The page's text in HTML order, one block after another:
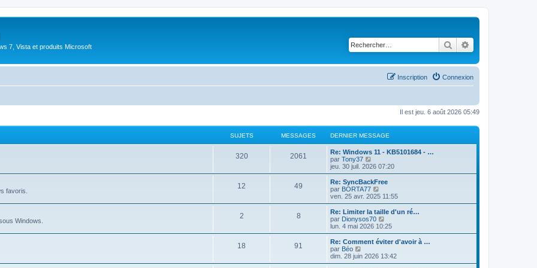
7, Vista et produits Microsoft Rechercher
Connexion
Inscription
Il est jeu. 6 août 2026 05:49
SUJETS MESSAGES DERNIER MESSAGE
320S
e
s
2061
s
g
s
D
e
r
n
i
e
r
e
s
s
a
e
Re: Windows 11 - KB5101684 - …
par Tony37
o
n
s
u
l
e
r
l
e
e
n
i
jeu. 30 juil. 2026 07:20
favoris.
12
e
s
49
s
g
D
e
r
n
i
e
r
e
s
s
a
Re: SyncBackFree
par BORTA77
o
n
s
u
l
e
r
e
ven. 25 avr. 2025 11:55
Windows.
2S
j
e
8M
s
s
D
e
r
n
i
e
r
Re: Limiter la taille d'un ré…
par Dionysos70
o
n
s
l
lun. 4 mai 2026 10:25
18 91
D
e
r
n
Re: Comment éviter d'avoir à …
par Béo
o
n
dim. 28 juin 2026 13:42